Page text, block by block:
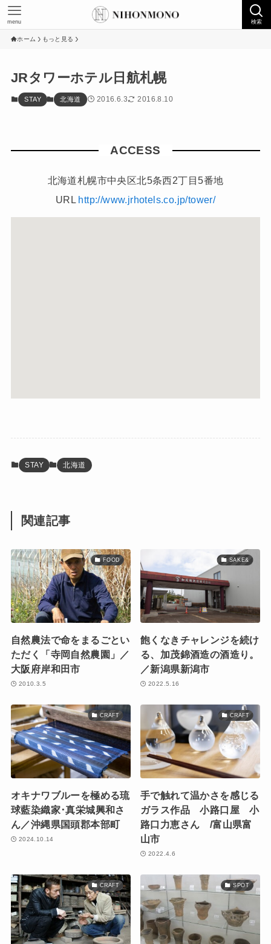
検索
menu
ホーム もっと見る
JRタワーホテル日航札幌
STAY 北海道 2016.6.3 2016.8.10
ACCESS
北海道札幌市中央区北5条西2丁目5番地
URL http://www.jrhotels.co.jp/tower/
STAY 北海道
関連記事
FOOD
自然農法で命をまるごとい
ただく「寺岡自然農園」／
大阪府岸和田市
2010.3.5
SAKE&
飽くなきチャレンジを続け
る、加茂錦酒造の酒造り。
／新潟県新潟市
2022.5.16
CRAFT
オキナワブルーを極める琉
球藍染織家･真栄城興和さ
ん／沖縄県国頭郡本部町
2024.10.14
CRAFT
手で触れて温かさを感じる
ガラス作品 小路口屋 小
路口力恵さん /富山県富
山市
2022.4.6
CRAFT SPOT